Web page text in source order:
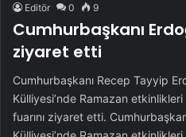
Editör 0 9
Cumhurbaşkanı
ziyaret etti
Cumhurbaşkanı Recep Tayyip
Külliyesi’nde Ramazan
fuarını ziyaret etti.